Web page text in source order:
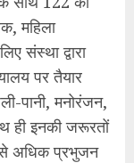
महिला
संस्था द्वारा
पर तैयार
पानी, मनोरंजन,
ही इनकी जरूरतों
अधिक प्रभुजन